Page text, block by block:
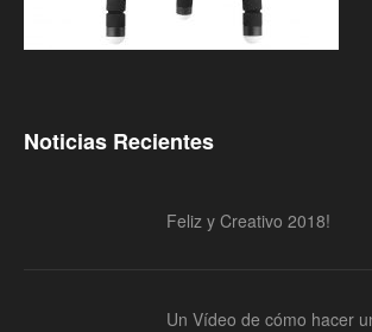
Noticias Recientes
Feliz y Creativo 2018!
Un Vídeo de cómo hacer